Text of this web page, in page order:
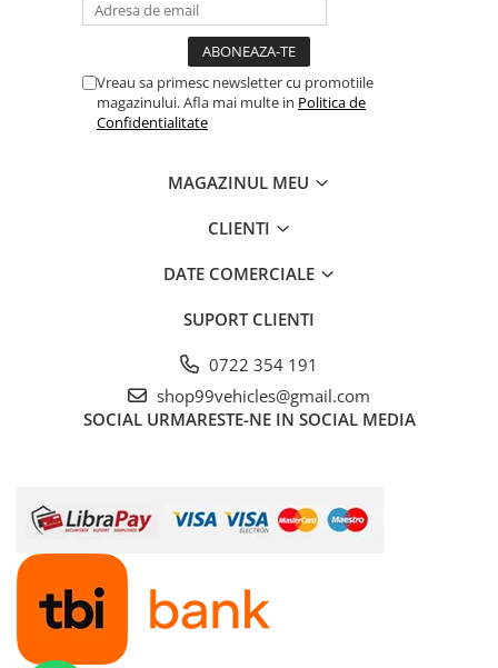
Vreau sa primesc newsletter cu promotiile
magazinului. Afla mai multe in Politica de
Confidentialitate
MAGAZINUL MEU
CLIENTI
DATE COMERCIALE
SUPORT CLIENTI
0722 354 191
shop99vehicles@gmail.com
SOCIAL URMARESTE-NE IN SOCIAL MEDIA